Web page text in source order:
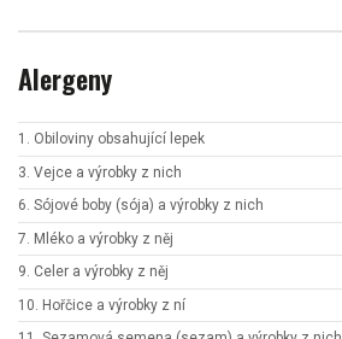
Alergeny
1. Obiloviny obsahující lepek
3. Vejce a výrobky z nich
6. Sójové boby (sója) a výrobky z nich
7. Mléko a výrobky z něj
9. Celer a výrobky z něj
10. Hořčice a výrobky z ní